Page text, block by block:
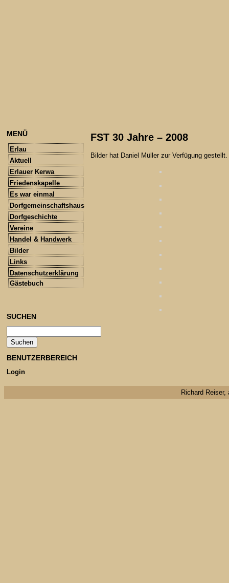
FST 30 Jahre – 2008
Bilder hat Daniel Müller zur Verfügung gestellt.
MENÜ
Erlau
Aktuell
Erlauer Kerwa
Friedenskapelle
Es war einmal
Dorfgemeinschaftshaus
Dorfgeschichte
Vereine
Handel & Handwerk
Bilder
Links
Datenschutzerklärung
Gästebuch
SUCHEN
BENUTZERBEREICH
Login
Richard